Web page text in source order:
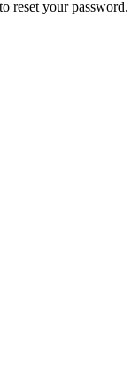
reset your password.